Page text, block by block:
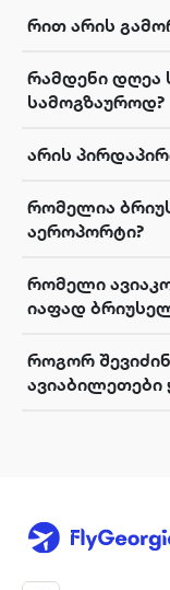
რით არის
რამდენი დღეა
სამოგზაუროდ?
არის
რომელია
აეროპორტი?
რომელი
იაფად
როგორ
ავიაბილეთები